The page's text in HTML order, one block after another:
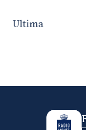
Ultima